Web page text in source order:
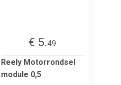
€ 5.49
Reely Motorrondsel
module 0,5